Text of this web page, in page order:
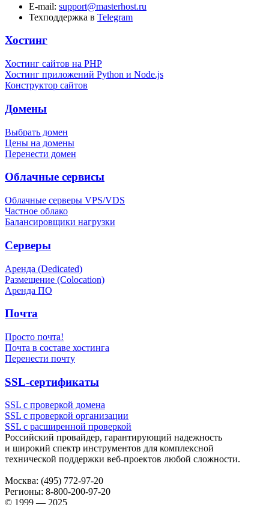
E-mail: support@masterhost.ru
Техподдержка в Telegram
Хостинг
Хостинг сайтов на PHP
Хостинг приложений Python и Node.js
Конструктор сайтов
Домены
Выбрать домен
Цены на домены
Перенести домен
Облачные сервисы
Облачные серверы VPS/VDS
Частное облако
Балансировщики нагрузки
Серверы
Аренда (Dedicated)
Размещение (Colocation)
Аренда ПО
Почта
Просто почта!
Почта в составе хостинга
Перенести почту
SSL-сертификаты
SSL с проверкой домена
SSL с проверкой организации
SSL с расширенной проверкой
Российский провайдер, гарантирующий надежность
и широкий спектр инструментов для комплексной
технической поддержки веб-проектов любой сложности.
Москва: (495) 772-97-20
Регионы: 8-800-200-97-20
© 1999 — 2025